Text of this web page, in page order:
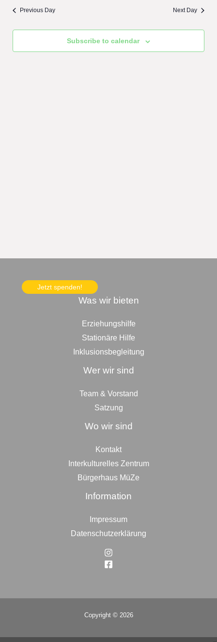
Previous Day Next Day
Subscribe to calendar
Jetzt spenden!
Was wir bieten
Erziehungshilfe
Stationäre Hilfe
Inklusionsbegleitung
Wer wir sind
Team & Vorstand
Satzung
Wo wir sind
Kontakt
Interkulturelles Zentrum
Bürgerhaus MüZe
Information
Impressum
Datenschutzerklärung
Copyright © 2026